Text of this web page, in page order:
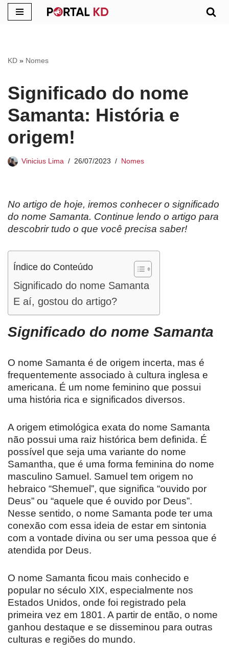
conteúdo
KD » Nomes
Significado do nome
Samanta: História e
origem!
Vinicius Lima 26/07/2023 Nomes
No artigo de hoje, iremos conhecer o significado
do nome Samanta. Continue lendo o artigo para
descobrir tudo o que você precisa saber!
Índice do Conteúdo
Significado do nome Samanta
E aí, gostou do artigo?
Significado do nome Samanta
O nome Samanta é de origem incerta, mas é
frequentemente associado à cultura inglesa e
americana. É um nome feminino que possui
uma história rica e significados diversos.
A origem etimológica exata do nome Samanta
não possui uma raiz histórica bem definida. É
possível que seja uma variante do nome
Samantha, que é uma forma feminina do nome
masculino Samuel. Samuel tem origem no
hebraico “Shemuel”, que significa “ouvido por
Deus” ou “aquele que é ouvido por Deus”.
Nesse sentido, o nome Samanta pode ter uma
conexão com essa ideia de estar em sintonia
com a vontade divina ou ser uma pessoa que é
atendida por Deus.
O nome Samanta ficou mais conhecido e
popular no século XIX, especialmente nos
Estados Unidos, onde foi registrado pela
primeira vez em 1801. A partir de então, o nome
ganhou destaque e se disseminou para outras
culturas e regiões do mundo.